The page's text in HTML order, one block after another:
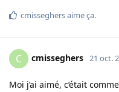
cmisseghersaime ça.
C cmisseghers 21 oct.
Moi j’ai aimé, c’était